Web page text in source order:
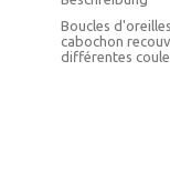
Boucles
cabochon
différentes